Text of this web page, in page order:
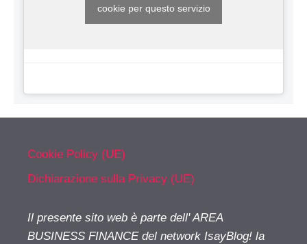
cookie per questo servizio
Cookie Policy (UE)
Dichiarazione sulla Privacy (UE)
Il presente sito web è parte dell' AREA
BUSINESS FINANCE del network IsayBlog! la